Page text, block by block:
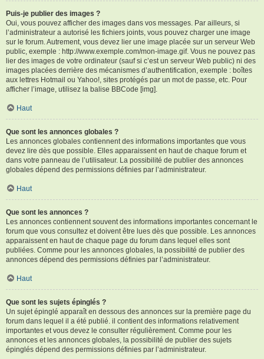
Puis-je publier des images ?
Oui, vous pouvez afficher des images dans vos messages. Par ailleurs, si
l’administrateur a autorisé les fichiers joints, vous pouvez charger une image
sur le forum. Autrement, vous devez lier une image placée sur un serveur Web
public, exemple : http://www.exemple.com/mon-image.gif. Vous ne pouvez pas
lier des images de votre ordinateur (sauf si c’est un serveur Web public) ni des
images placées derrière des mécanismes d’authentification, exemple : boîtes
aux lettres Hotmail ou Yahoo!, sites protégés par un mot de passe, etc. Pour
afficher l’image, utilisez la balise BBCode [img].
Haut
Que sont les annonces globales ?
Les annonces globales contiennent des informations importantes que vous
devez lire dès que possible. Elles apparaissent en haut de chaque forum et
dans votre panneau de l’utilisateur. La possibilité de publier des annonces
globales dépend des permissions définies par l’administrateur.
Haut
Que sont les annonces ?
Les annonces contiennent souvent des informations importantes concernant le
forum que vous consultez et doivent être lues dès que possible. Les annonces
apparaissent en haut de chaque page du forum dans lequel elles sont
publiées. Comme pour les annonces globales, la possibilité de publier des
annonces dépend des permissions définies par l’administrateur.
Haut
Que sont les sujets épinglés ?
Un sujet épinglé apparaît en dessous des annonces sur la première page du
forum dans lequel il a été publié. il contient des informations relativement
importantes et vous devez le consulter régulièrement. Comme pour les
annonces et les annonces globales, la possibilité de publier des sujets
épinglés dépend des permissions définies par l’administrateur.